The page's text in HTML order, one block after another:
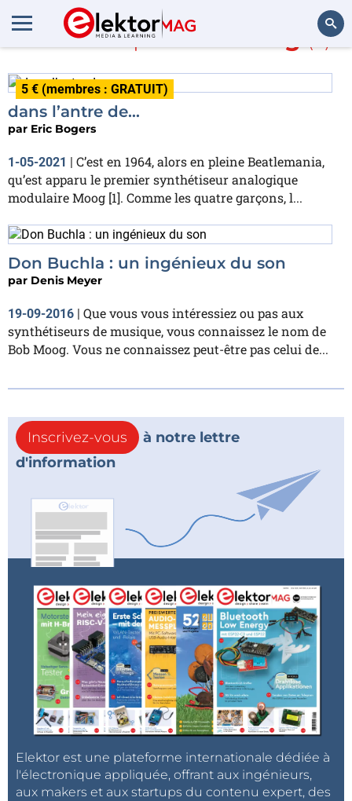
En savoir plus sur (2)
5 € (membres : GRATUIT)
dans l’antre de…
par Eric Bogers
1-05-2021 | C’est en 1964, alors en pleine Beatlemania,
qu’est apparu le premier synthétiseur analogique
modulaire Moog [1]. Comme les quatre garçons, l...
Don Buchla : un ingénieux du son
par Denis Meyer
19-09-2016 | Que vous vous intéressiez ou pas aux
synthétiseurs de musique, vous connaissez le nom de
Bob Moog. Vous ne connaissez peut-être pas celui de...
Inscrivez-vous
à notre lettre
d'information
Elektor est une plateforme internationale dédiée à
l'électronique appliquée, offrant aux ingénieurs,
aux makers et aux startups du contenu expert, des